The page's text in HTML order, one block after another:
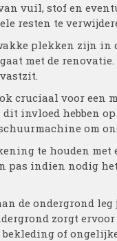
vuil, stof en
resten te
plekken zijn in
met de
cruciaal voor een
invloed hebben
om
te houden
pas indien nodig
de ondergrond
zorgt
of